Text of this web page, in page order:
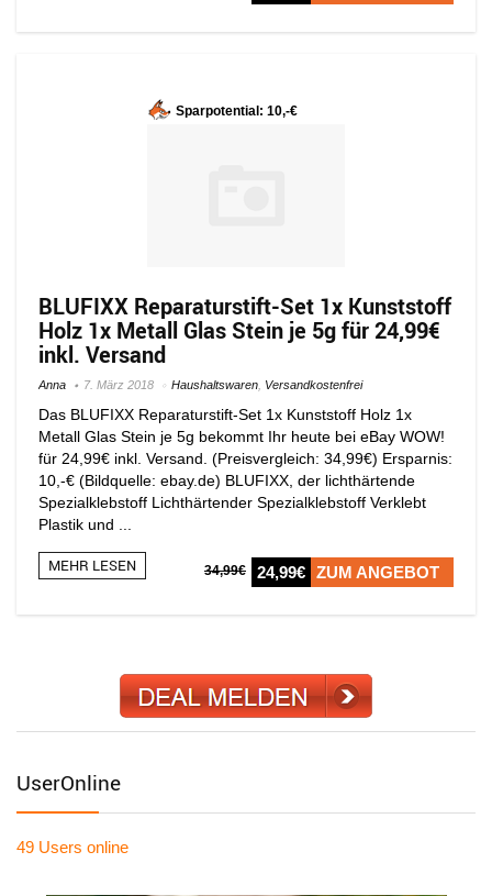
Sparpotential: 10,-€
BLUFIXX Reparaturstift-Set 1x Kunststoff
Holz 1x Metall Glas Stein je 5g für 24,99€
inkl. Versand
Anna 7. März 2018 Haushaltswaren Versandkostenfrei
Das BLUFIXX Reparaturstift-Set 1x Kunststoff Holz 1x
Metall Glas Stein je 5g bekommt Ihr heute bei eBay WOW!
für 24,99€ inkl. Versand. (Preisvergleich: 34,99€) Ersparnis:
10,-€ (Bildquelle: ebay.de) BLUFIXX, der lichthärtende
Spezialklebstoff Lichthärtender Spezialklebstoff Verklebt
Plastik und ...
MEHR LESEN 34,99€ 24,99€ ZUM ANGEBOT
UserOnline
49 Users online